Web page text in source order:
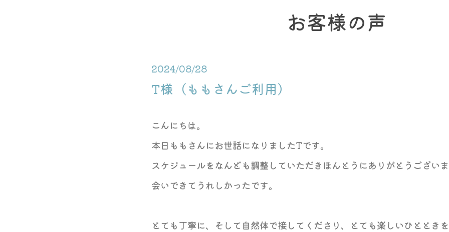
お客様の声
2024/08/28
T様（ももさんご利用）
こんにちは。
本日ももさんにお世話になりましたTです。
スケジュールをなんども調整していただきほんとうにありがとうござい
会いできてうれしかったです。
とても丁寧に、そして自然体で接してくださり、とても楽しいひと とき